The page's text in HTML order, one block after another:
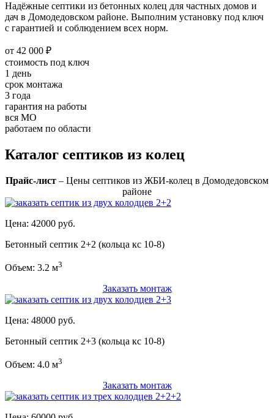
Надёжные септики из бетонных колец для частных домов и
дач в Домодедовском районе. Выполним установку под ключ
с гарантией и соблюдением всех норм.
от 42 000 ₽
стоимость под ключ
1 день
срок монтажа
3 года
гарантия на работы
вся МО
работаем по области
Каталог септиков из колец
Прайс-лист – Цены септиков из ЖБИ-колец в Домодедовском
районе
Цена: 42000 руб.
Бетонный септик 2+2 (кольца кс 10-8)
Объем: 3.2 м3
Заказать монтаж
Цена: 48000 руб.
Бетонный септик 2+3 (кольца кс 10-8)
Объем: 4.0 м3
Заказать монтаж